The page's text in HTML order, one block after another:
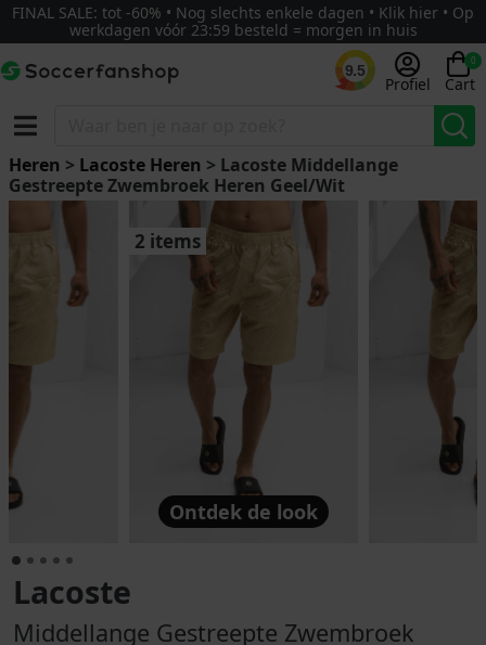
FINAL SALE: tot -60% • Nog slechts enkele dagen • Klik hier • Op
werkdagen vóór 23:59 besteld = morgen in huis
9.5
Profiel
0
Cart
Heren > Lacoste Heren > Lacoste Middellange
Gestreepte Zwembroek Heren Geel/Wit
2 items
Ontdek de look
Lacoste
Middellange Gestreepte Zwembroek